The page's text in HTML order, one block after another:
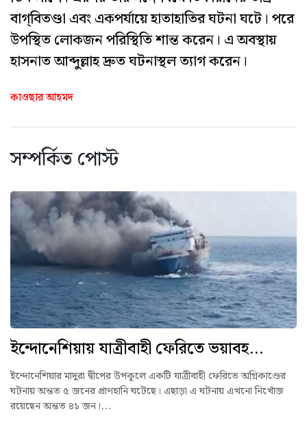
বাগ্‌বিতণ্ডা এবং একপর্যায়ে হাতাহাতির ঘটনা ঘটে। পরে
উপস্থিত লোকজন পরিস্থিতি শান্ত করেন। এ অবস্থায়
হাসনাত আব্দুল্লাহ দ্রুত ঘটনাস্থল ত্যাগ করেন।
কাওছার আহমদ
সম্পর্কিত পোস্ট
ইন্দোনেশিয়ায় যাত্রীবাহী ফেরিতে ভয়াবহ...
ইন্দোনেশিয়ার মাদুরা দ্বীপের উপকূলে একটি যাত্রীবাহী ফেরিতে অগ্নিকাণ্ডের
ঘটনায় অন্তত ৫ জনের প্রাণহানি ঘটেছে। এছাড়া এ ঘটনায় এখনো নিখোঁজ
রয়েছেন অন্তত ৪১ জন।...